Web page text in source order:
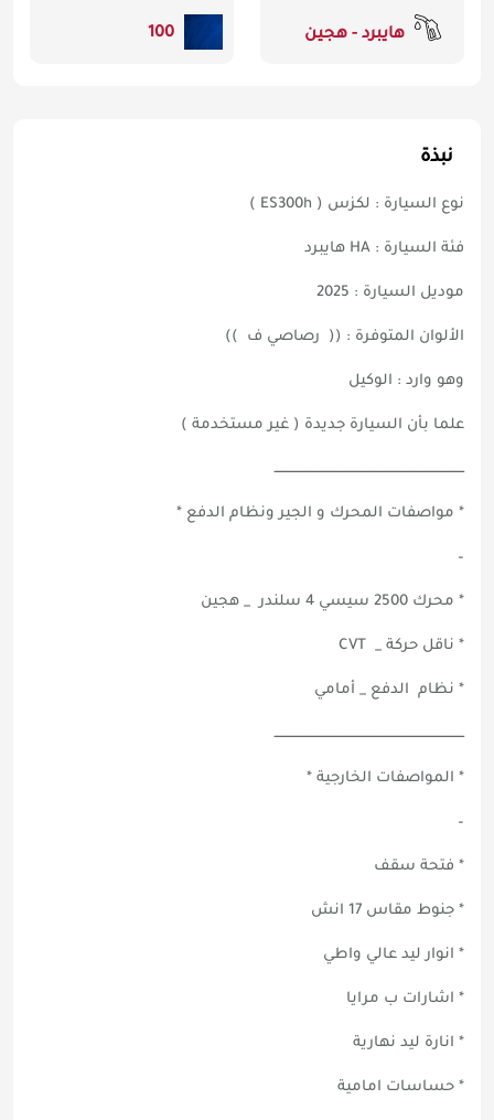
هايبرد - هجين 100
نبذة
نوع السيارة : لكزس ( ES300h )
فئة السيارة : HA هايبرد
موديل السيارة : 2025
الألوان المتوفرة : (( رصاصي ف ))
وهو وارد : الوكيل
علما بأن السيارة جديدة ( غير مستخدمة )
ــــــــــــــــــــــــــــــــــــــــــــــــــــــــــــــــــــــــــــــــــــــ
* مواصفات المحرك و الجير ونظام الدفع *
–
* محرك 2500 سيسي 4 سلندر _ هجين
* ناقل حركة _ CVT
* نظام الدفع _ أمامي
ــــــــــــــــــــــــــــــــــــــــــــــــــــــــــــــــــــــــــــــــــــــ
* المواصفات الخارجية *
–
* فتحة سقف
* جنوط مقاس 17 انش
* انوار ليد عالي واطي
* اشارات ب مرايا
* انارة ليد نهارية
* حساسات امامية